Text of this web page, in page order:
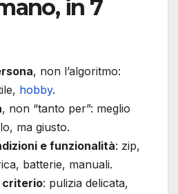
in 7
, non l’algoritmo:
hobby.
, non “tanto per”: meglio
ma giusto.
e funzionalità: zip,
batterie, manuali.
criterio: pulizia delicata,